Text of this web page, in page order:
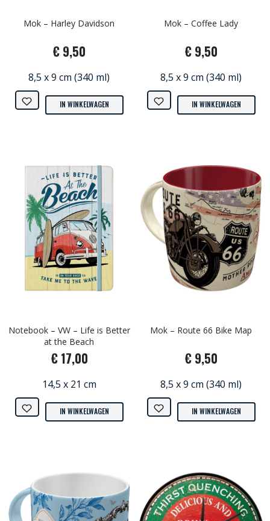
Mok – Harley Davidson
€ 9,50
8,5 x 9 cm (340 ml)
IN WINKELWAGEN
Mok – Coffee Lady
€ 9,50
8,5 x 9 cm (340 ml)
IN WINKELWAGEN
Notebook – VW – Life is Better
at the Beach
€ 17,00
14,5 x 21 cm
IN WINKELWAGEN
Mok – Route 66 Bike Map
€ 9,50
8,5 x 9 cm (340 ml)
IN WINKELWAGEN